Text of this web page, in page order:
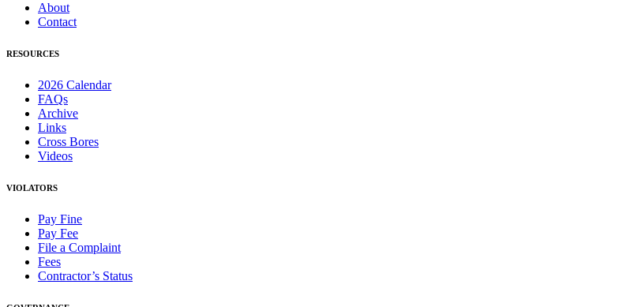
About
Contact
RESOURCES
2026 Calendar
FAQs
Archive
Links
Cross Bores
Videos
VIOLATORS
Pay Fine
Pay Fee
File a Complaint
Fees
Contractor’s Status